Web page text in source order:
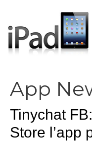
contenuto
App
Tinychat
Store l’app